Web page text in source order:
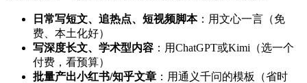
日常写短文、追热点、短视频脚本：用文心一言（免
费、本土化好）
写深度长文、学术型内容 ：用ChatGPT或Kimi（选一个
付费，看预算）
批量产出小红书/知乎文章 ：用通义千问的模板（省时